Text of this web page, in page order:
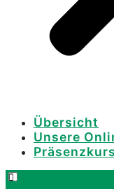
Übersicht
Unsere